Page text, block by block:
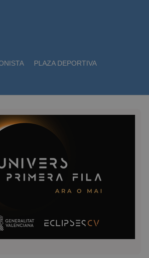
PLAZA DEPORTIVA